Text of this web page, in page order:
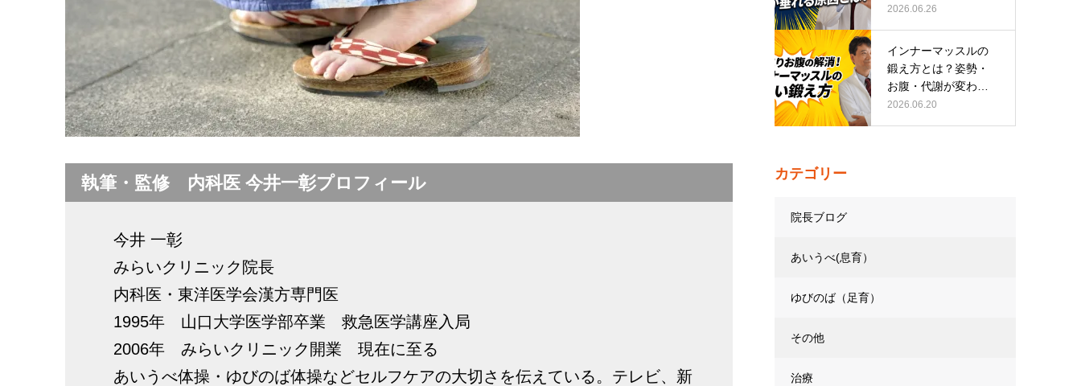
執筆・監修 内科医 今井一彰プロフィール
今井 一彰
みらいクリニック院長
内科医・東洋医学会漢方専門医
1995年 山口大学医学部卒業 救急医学講座入局
2006年 みらいクリニック開業 現在に至る
あいうべ体操・ゆびのば体操などセルフケアの大切さを伝えている。テレビ、新
整える正しい方…
2026.06.26
インナーマッスルの
鍛え方とは？姿勢・
お腹・代謝が変わる
トレーニング…
2026.06.20
カテゴリー
院長ブログ
あいうべ(息育）
ゆびのば（足育）
その他
治療